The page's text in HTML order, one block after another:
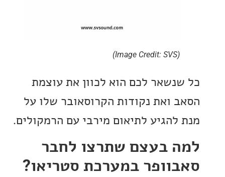
לכם הוא לכוון את עוצמת
ואת נקודות הקרוסאובר שלו על
לתיאום מירבי עם הרמקולים.
בעצם שתרצו לחבר
במערכת סטריאו?